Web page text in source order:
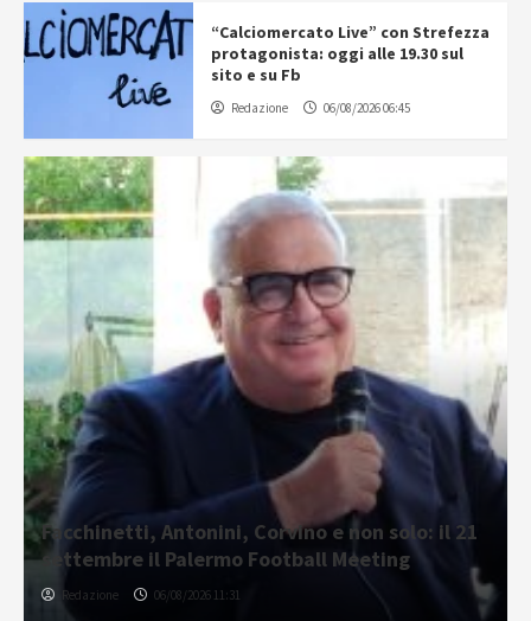
“Calciomercato Live” con Strefezza
protagonista: oggi alle 19.30 sul
sito e su Fb
Redazione 06/08/2026 06:45
Facchinetti, Antonini, Corvino e non solo: il 21
settembre il Palermo Football Meeting
Redazione 06/08/2026 11:31